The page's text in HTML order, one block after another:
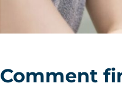
Comment